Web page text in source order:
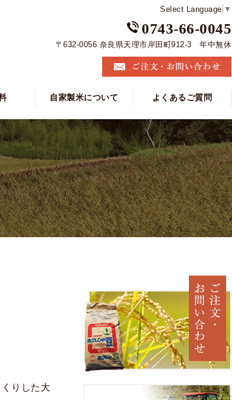
Select Language ▼
0743-66-0045
〒632-0056 奈良県天理市岸田町912-3 年中無休
自家製米について よくあるご質問
りした大